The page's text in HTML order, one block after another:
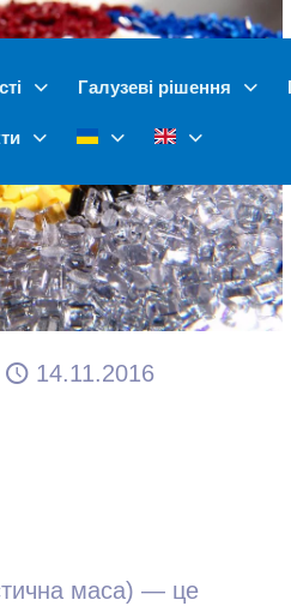
Галузеві рішення
14.11.2016
маса) — це